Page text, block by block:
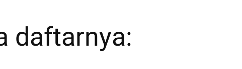
daftarnya: